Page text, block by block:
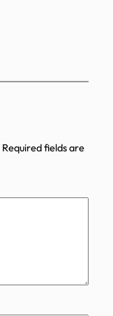
Required fields are